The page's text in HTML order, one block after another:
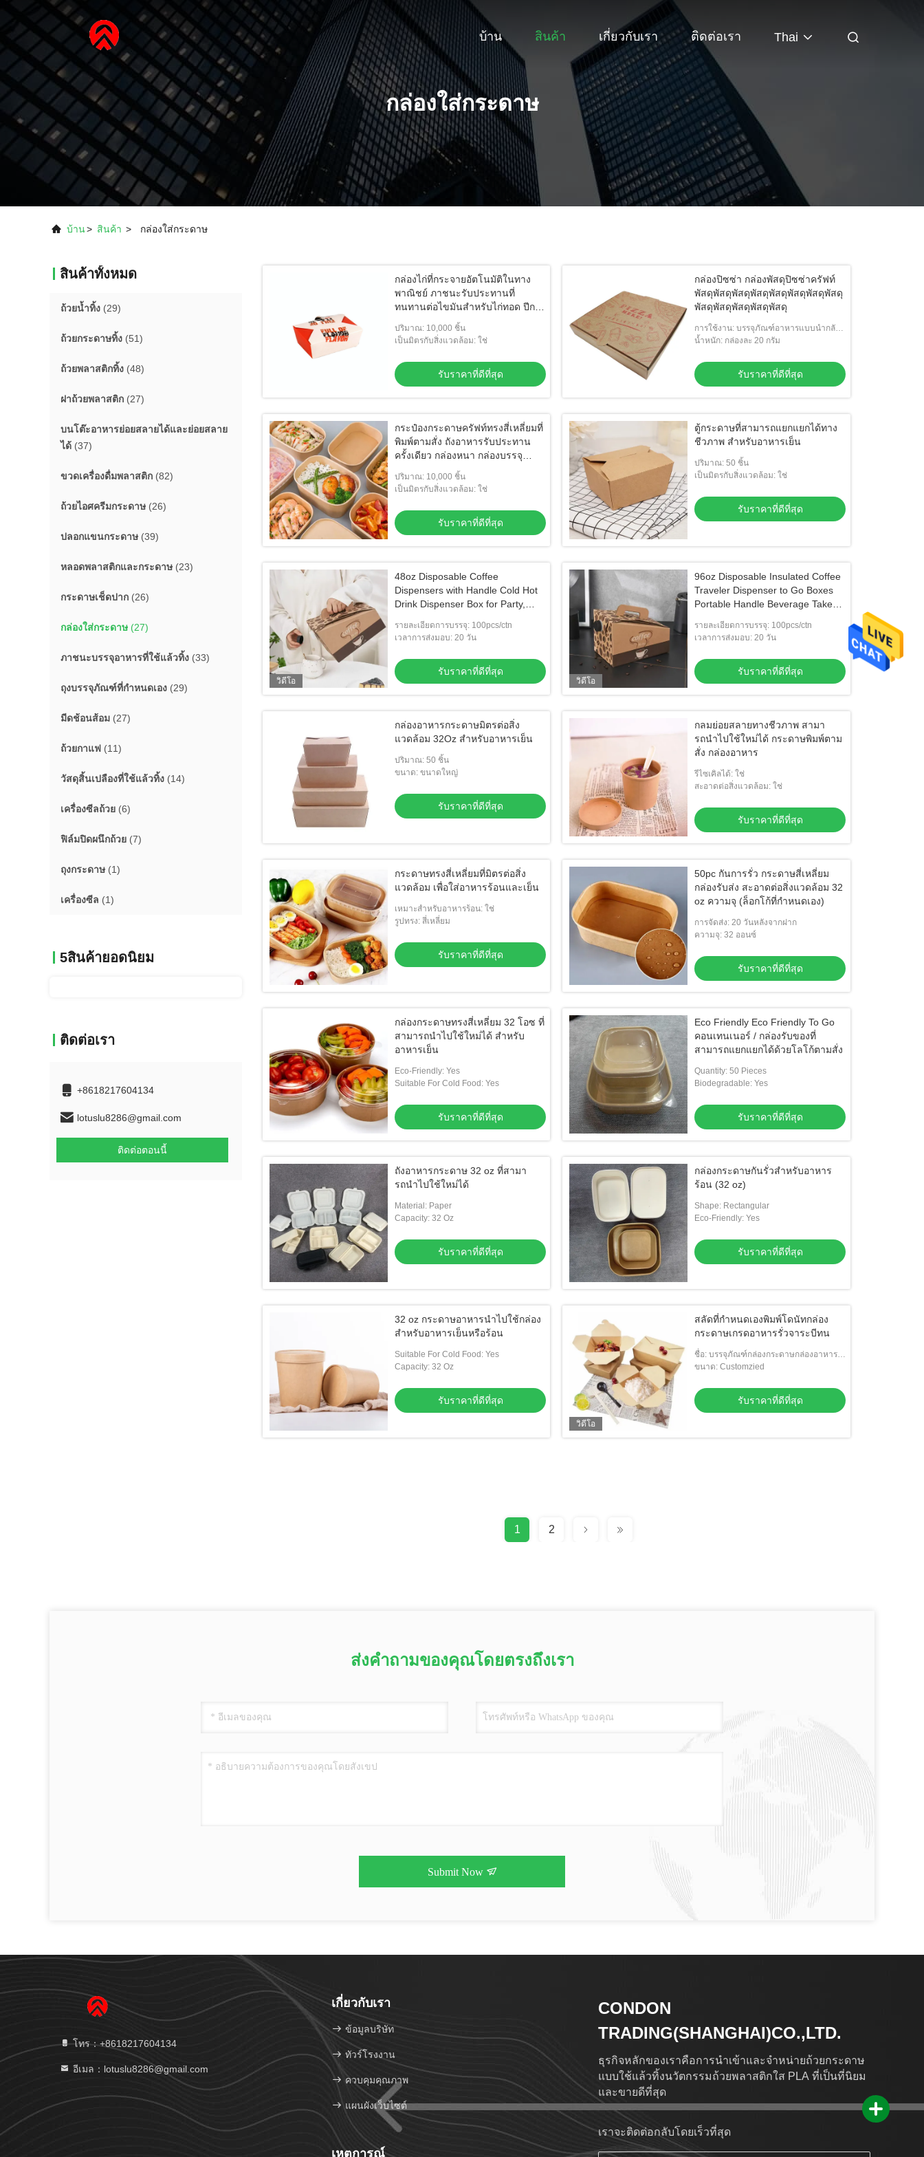
บ้าน สินค้า เกี่ยวกับเรา ติดต่อเรา Thai
กล่องใส่กระดาษ
บ้าน> สินค้า > กล่องใส่กระดาษ
สินค้าทั้งหมด
ถ้วยน้ำทิ้ง (29)
ถ้วยกระดาษทิ้ง (51)
ถ้วยพลาสติกทิ้ง (48)
ฝาถ้วยพลาสติก (27)
บนโต๊ะอาหารย่อยสลายได้และย่อยสลาย
ได้ (37)
ขวดเครื่องดื่มพลาสติก (82)
ถ้วยไอศครีมกระดาษ (26)
ปลอกแขนกระดาษ (39)
หลอดพลาสติกและกระดาษ (23)
กระดาษเช็ดปาก (26)
กล่องใส่กระดาษ(27)
ภาชนะบรรจุอาหารที่ใช้แล้วทิ้ง (33)
ถุงบรรจุภัณฑ์ที่กำหนดเอง (29)
มีดช้อนส้อม (27)
ถ้วยกาแฟ (11)
วัสดุสิ้นเปลืองที่ใช้แล้วทิ้ง (14)
เครื่องซีลถ้วย (6)
ฟิล์มปิดผนึกถ้วย (7)
ถุงกระดาษ (1)
เครื่องซีล (1)
5สินค้ายอดนิยม
ติดต่อเรา
+8618217604134
lotuslu8286@gmail.com
ติดต่อตอนนี้
กล่องไก่ที่กระจายอัตโนมัติในทาง
พาณิชย์ ภาชนะรับประทานที่
ทนทานต่อไขมันสําหรับไก่ทอด ปีก
ไม้กลอง และคอตเล็ต (ปลีก)
ปริมาณ: 10,000 ชิ้น
เป็นมิตรกับสิ่งแวดล้อม: ใช่
รับราคาที่ดีที่สุด
กล่องปิซซ่า กล่องพัสดุปิซซ่าครัฟท์
พัสดุพัสดุพัสดุพัสดุพัสดุพัสดุพัสดุพัสดุ
พัสดุพัสดุพัสดุพัสดุพัสดุ
การใช้งาน: บรรจุภัณฑ์อาหารแบบนำกลับ
บ้าน
น้ำหนัก: กล่องละ 20 กรัม
รับราคาที่ดีที่สุด
กระป๋องกระดาษครัฟท์ทรงสี่เหลี่ยมที่
พิมพ์ตามสั่ง ถังอาหารรับประทาน
ครั้งเดียว กล่องหนา กล่องบรรจุ
อาหารเร็ว กล่องแมท
ปริมาณ: 10,000 ชิ้น
เป็นมิตรกับสิ่งแวดล้อม: ใช่
รับราคาที่ดีที่สุด
ตู้กระดาษที่สามารถแยกแยกได้ทาง
ชีวภาพ สําหรับอาหารเย็น
ปริมาณ: 50 ชิ้น
เป็นมิตรกับสิ่งแวดล้อม: ใช่
รับราคาที่ดีที่สุด
วิดีโอ
48oz Disposable Coffee
Dispensers with Handle Cold Hot
Drink Dispenser Box for Party,
รายละเอียดการบรรจุ: 100pcs/ctn
เวลาการส่งมอบ: 20 วัน
รับราคาที่ดีที่สุด
วิดีโอ
96oz Disposable Insulated Coffee
Traveler Dispenser to Go Boxes
Portable Handle Beverage Take
รายละเอียดการบรรจุ: 100pcs/ctn
เวลาการส่งมอบ: 20 วัน
รับราคาที่ดีที่สุด
กล่องอาหารกระดาษมิตรต่อสิ่ง
แวดล้อม 32Oz สําหรับอาหารเย็น
ปริมาณ: 50 ชิ้น
ขนาด: ขนาดใหญ่
รับราคาที่ดีที่สุด
กลมย่อยสลายทางชีวภาพ สามา
รถนําไปใช้ใหม่ได้ กระดาษพิมพ์ตาม
สั่ง กล่องอาหาร
รีไซเคิลได้: ใช่
สะอาดต่อสิ่งแวดล้อม: ใช่
รับราคาที่ดีที่สุด
กระดาษทรงสี่เหลี่ยมที่มิตรต่อสิ่ง
แวดล้อม เพื่อใส่อาหารร้อนและเย็น
เหมาะสําหรับอาหารร้อน: ใช่
รูปทรง: สี่เหลี่ยม
รับราคาที่ดีที่สุด
50pc กันการรั่ว กระดาษสี่เหลี่ยม
กล่องรับส่ง สะอาดต่อสิ่งแวดล้อม 32
oz ความจุ (ล็อกโก้ที่กําหนดเอง)
การจัดส่ง: 20 วันหลังจากฝาก
ความจุ: 32 ออนซ์
รับราคาที่ดีที่สุด
กล่องกระดาษทรงสี่เหลี่ยม 32 โอซ ที่
สามารถนําไปใช้ใหม่ได้ สําหรับ
อาหารเย็น
Eco-Friendly: Yes
Suitable For Cold Food: Yes
รับราคาที่ดีที่สุด
Eco Friendly Eco Friendly To Go
คอนเทนเนอร์ / กล่องรับของที่
สามารถแยกแยกได้ด้วยโลโก้ตามสั่ง
Quantity: 50 Pieces
Biodegradable: Yes
รับราคาที่ดีที่สุด
ถังอาหารกระดาษ 32 oz ที่สามา
รถนําไปใช้ใหม่ได้
Material: Paper
Capacity: 32 Oz
รับราคาที่ดีที่สุด
กล่องกระดาษกันรั่วสําหรับอาหาร
ร้อน (32 oz)
Shape: Rectangular
Eco-Friendly: Yes
รับราคาที่ดีที่สุด
32 oz กระดาษอาหารนําไปใช้กล่อง
สําหรับอาหารเย็นหรือร้อน
Suitable For Cold Food: Yes
Capacity: 32 Oz
รับราคาที่ดีที่สุด
วิดีโอ
สลัดที่กำหนดเองพิมพ์โดนัทกล่อง
กระดาษเกรดอาหารรั่วจาระบีทน
ชื่อ: บรรจุภัณฑ์กล่องกระดาษกล่องอาหาร
สำหรับสลัด
ขนาด: Customzied
รับราคาที่ดีที่สุด
1 2
ส่งคำถามของคุณโดยตรงถึงเรา
Submit Now
โทร：+8618217604134
อีเมล：lotuslu8286@gmail.com
เกี่ยวกับเรา
ข้อมูลบริษัท
ทัวร์โรงงาน
ควบคุมคุณภาพ
แผนผังเว็บไซต์
เหตุการณ์
CONDON
TRADING(SHANGHAI)CO.,LTD.
ธุรกิจหลักของเราคือการนำเข้าและจำหน่ายถ้วยกระดาษ
แบบใช้แล้วทิ้งนวัตกรรมถ้วยพลาสติกใส PLA ที่เป็นที่นิยม
และขายดีที่สุด
เราจะติดต่อกลับโดยเร็วที่สุด